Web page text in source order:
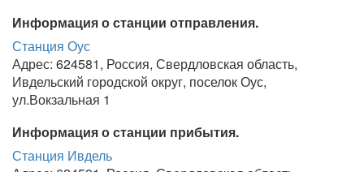
Информация о станции отправления.
Станция Оус
Адрес: 624581, Россия, Свердловская область,
Ивдельский городской округ, поселок Оус,
ул.Вокзальная 1
Информация о станции прибытия.
Станция Ивдель